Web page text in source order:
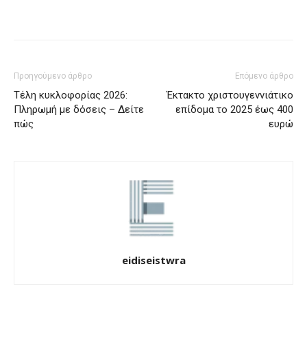
Προηγούμενο άρθρο
Τέλη κυκλοφορίας 2026:
Πληρωμή με δόσεις – Δείτε
πώς
Επόμενο άρθρο
Έκτακτο χριστουγεννιάτικο
επίδομα το 2025 έως 400
ευρώ
eidiseistwra